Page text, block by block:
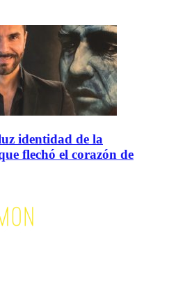
identidad de la
flechó el corazón de